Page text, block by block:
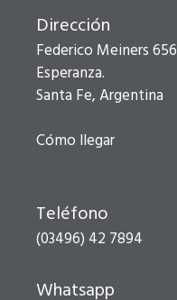
Dirección
Federico Meiners 656
Esperanza.
Santa Fe, Argentina
Cómo llegar
Teléfono
(03496) 42 7894
Whatsapp